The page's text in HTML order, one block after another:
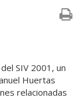
SIV 2001, un
Huertas
relacionadas